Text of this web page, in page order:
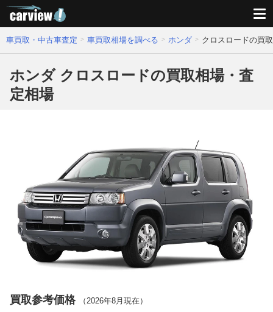
車買取・中古車査定 車買取相場を調べる ホンダ クロスロードの買
ホンダ クロスロードの買取相場・査
定相場
買取参考価格 （ 2026年8月 現在）